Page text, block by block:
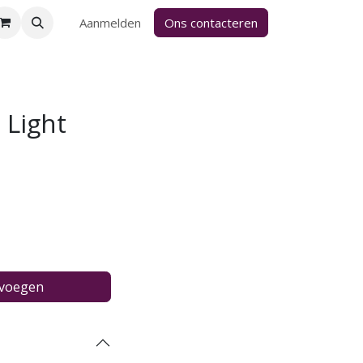
Aanmelden Ons contacteren
Light